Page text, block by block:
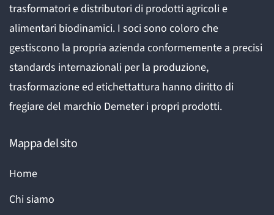
trasformatori e distributori di prodotti agricoli e
alimentari biodinamici. I soci sono coloro che
gestiscono la propria azienda conformemente a precisi
standards internazionali per la produzione,
trasformazione ed etichettattura hanno diritto di
fregiare del marchio Demeter i propri prodotti.
Mappa del sito
Home
Chi siamo